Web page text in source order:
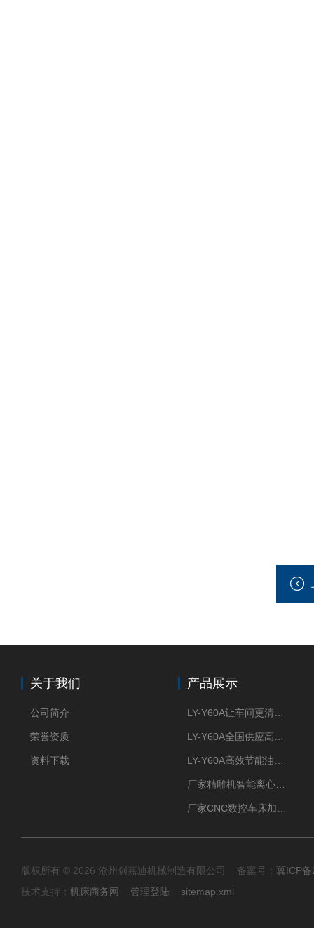
关于我们
公司简介
荣誉资质
资料下载
产品展示
版权所有 © 2026 沧州创嘉迪机械制造有限公司 备案号： 冀ICP
技术支持： 机床商务网 管理登陆 sitemap.xml